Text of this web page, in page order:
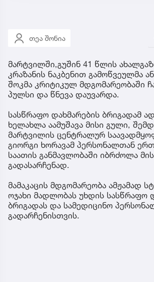
თეა შონია
მარტვილში,გუშინ 41 წლის
კრაზანის ნაკბენით გამოწვეულმა
შოკმა კრიტიკულ მდგომარეობაში
პულსი და წნევა დაუვარდა.
სასწრაფო დახმარების ბრიგადამ
ხელახლა აამუშავა მისი გული,
მარტვილის ცენტრალურ
გიორგი ხორავამ პერსონალთან
საათის განმავლობაში იბრძოლა
გადასარჩენად.
მამაკაცის მდგომარეობა ამჟამად
ოჯახი მადლობას უხდის სასწრაფო
ბრიგადას და სამედიცინო
გადარჩენისთვის.